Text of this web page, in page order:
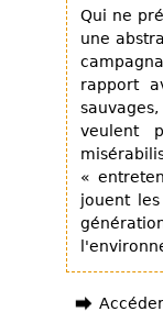
Qui ne
une
rapport
veulent
«
jouent